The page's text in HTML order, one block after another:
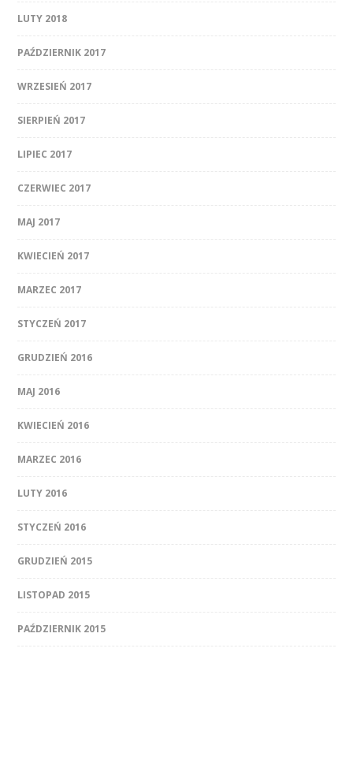
LUTY 2018
PAŹDZIERNIK 2017
WRZESIEŃ 2017
SIERPIEŃ 2017
LIPIEC 2017
CZERWIEC 2017
MAJ 2017
KWIECIEŃ 2017
MARZEC 2017
STYCZEŃ 2017
GRUDZIEŃ 2016
MAJ 2016
KWIECIEŃ 2016
MARZEC 2016
LUTY 2016
STYCZEŃ 2016
GRUDZIEŃ 2015
LISTOPAD 2015
PAŹDZIERNIK 2015